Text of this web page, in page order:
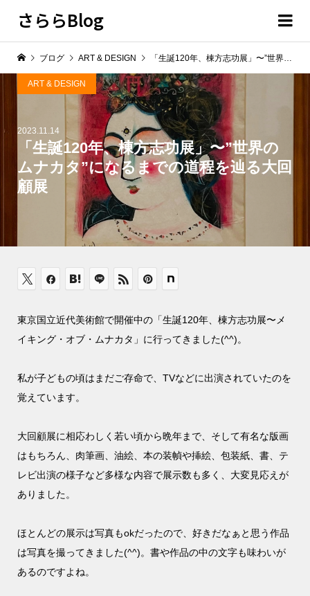
さららBlog
2023.11.14
「生誕120年、棟方志功展」〜”世界の
ムナカタ”になるまでの道程を辿る大回
顧展
ART & DESIGN
ブログ ART & DESIGN 「生誕120年、棟方志功展」〜”世界のムナカタ”になるまでの道程を辿る大回顧展
東京国立近代美術館で開催中の「生誕120年、棟方志功展〜メ
イキング・オブ・ムナカタ」に行ってきました(^^)。
私が子どもの頃はまだご存命で、TVなどに出演されていたのを
覚えています。
大回顧展に相応わしく若い頃から晩年まで、そして有名な版画
はもちろん、肉筆画、油絵、本の装幀や挿絵、包装紙、書、テ
レビ出演の様子など多様な内容で展示数も多く、大変見応えが
ありました。
ほとんどの展示は写真もokだったので、好きだなぁと思う作品
は写真を撮ってきました(^^)。書や作品の中の文字も味わいが
あるのですよね。